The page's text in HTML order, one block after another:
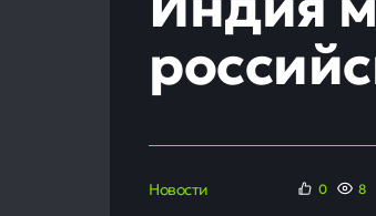
Банкротство
Юридическая защита от коллекторов и
Новости 0 8